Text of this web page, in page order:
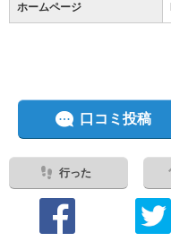
ホームページ
口コミ投稿
行った